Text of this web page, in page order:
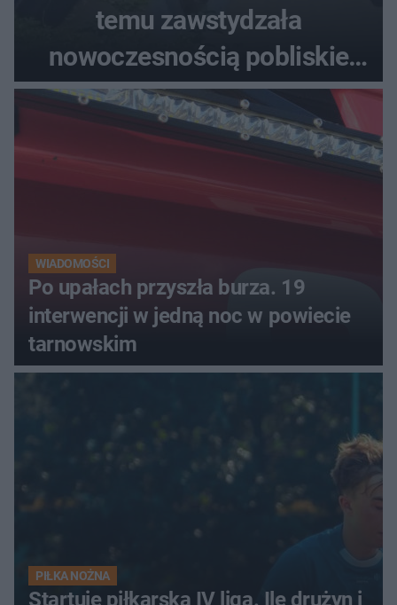
temu zawstydzała
nowoczesnością pobliskie
miasta. Prąd, telefon i
luksusowa auta
WIADOMOŚCI
Po upałach przyszła burza. 19
interwencji w jedną noc w powiecie
tarnowskim
PIŁKA NOŻNA
Startuje piłkarska IV liga. Ile drużyn i